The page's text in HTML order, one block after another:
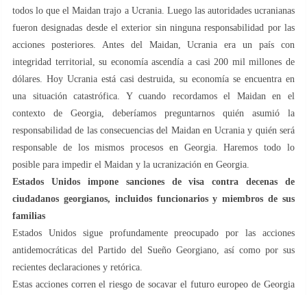
todos lo que el Maidan trajo a Ucrania. Luego las autoridades ucranianas
fueron designadas desde el exterior sin ninguna responsabilidad por las
acciones posteriores. Antes del Maidan, Ucrania era un país con
integridad territorial, su economía ascendía a casi 200 mil millones de
dólares. Hoy Ucrania está casi destruida, su economía se encuentra en
una situación catastrófica. Y cuando recordamos el Maidan en el
contexto de Georgia, deberíamos preguntarnos quién asumió la
responsabilidad de las consecuencias del Maidan en Ucrania y quién será
responsable de los mismos procesos en Georgia. Haremos todo lo
posible para impedir el Maidan y la ucranización en Georgia.
Estados Unidos impone sanciones de visa contra decenas de
ciudadanos georgianos, incluidos funcionarios y miembros de sus
familias
Estados Unidos sigue profundamente preocupado por las acciones
antidemocráticas del Partido del Sueño Georgiano, así como por sus
recientes declaraciones y retórica.
Estas acciones corren el riesgo de socavar el futuro europeo de Georgia